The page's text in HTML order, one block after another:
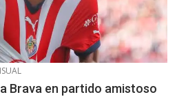
Brava en partido amistoso